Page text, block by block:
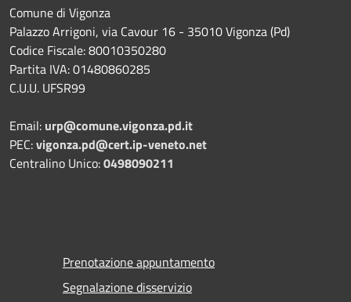
Comune di Vigonza
Palazzo Arrigoni, via Cavour 16 - 35010 Vigonza (Pd)
Codice Fiscale: 80010350280
Partita IVA: 01480860285
C.U.U. UFSR99
Email: urp@comune.vigonza.pd.it
PEC:vigonza.pd@cert.ip-veneto.net
Centralino Unico:0498090211
Prenotazione appuntamento
Segnalazione disservizio